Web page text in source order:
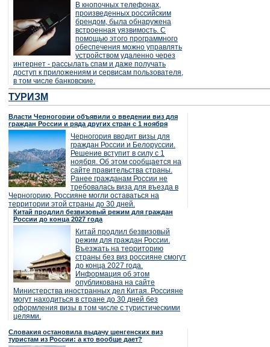
В кнопочных телефонах,
произведенных российским
брендом, была обнаружена
встроенная уязвимость. С
помощью этого программного
обеспечения можно управлять
устройством удаленно через
интернет - рассылать спам и даже получать
доступ к приложениям и сервисам пользователя,
в том числе банковские.
ТУРИЗМ
Власти Черногории объявили о введении виз для
граждан России и ряда других стран с 1 ноября
Черногория вводит визы для
граждан России и Белоруссии.
Решение вступит в силу с 1
ноября. Об этом сообщается на
сайте правительства страны.
Ранее гражданам России не
требовалась виза для въезда в
Черногорию. Россияне могли оставаться на
территории этой страны до 30 дней.
Китай продлил безвизовый режим для граждан
России до конца 2027 года
Китай продлил безвизовый
режим для граждан России.
Въезжать на территорию
страны без виз россияне смогут
до конца 2027 года.
Информация об этом
опубликована на сайте
Министерства иностранных дел Китая. Россияне
могут находиться в стране до 30 дней без
оформления визы в том числе с туристическими
целями.
Словакия остановила выдачу шенгенских виз
туристам из России: а кто вообще дает?